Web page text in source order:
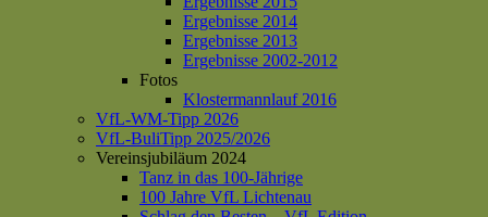
Ergebnisse 2014
Ergebnisse 2013
Ergebnisse 2002-2012
Fotos
Klostermannlauf 2016
VfL-WM-Tipp 2026
VfL-BuliTipp 2025/2026
Vereinsjubiläum 2024
Tanz in das 100-Jährige
100 Jahre VfL Lichtenau